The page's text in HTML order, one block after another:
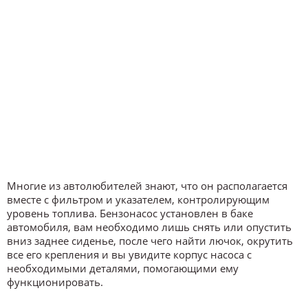
Многие из автолюбителей знают, что он располагается
вместе с фильтром и указателем, контролирующим
уровень топлива. Бензонасос установлен в баке
автомобиля, вам необходимо лишь снять или опустить
вниз заднее сиденье, после чего найти лючок, окрутить
все его крепления и вы увидите корпус насоса с
необходимыми деталями, помогающими ему
функционировать.